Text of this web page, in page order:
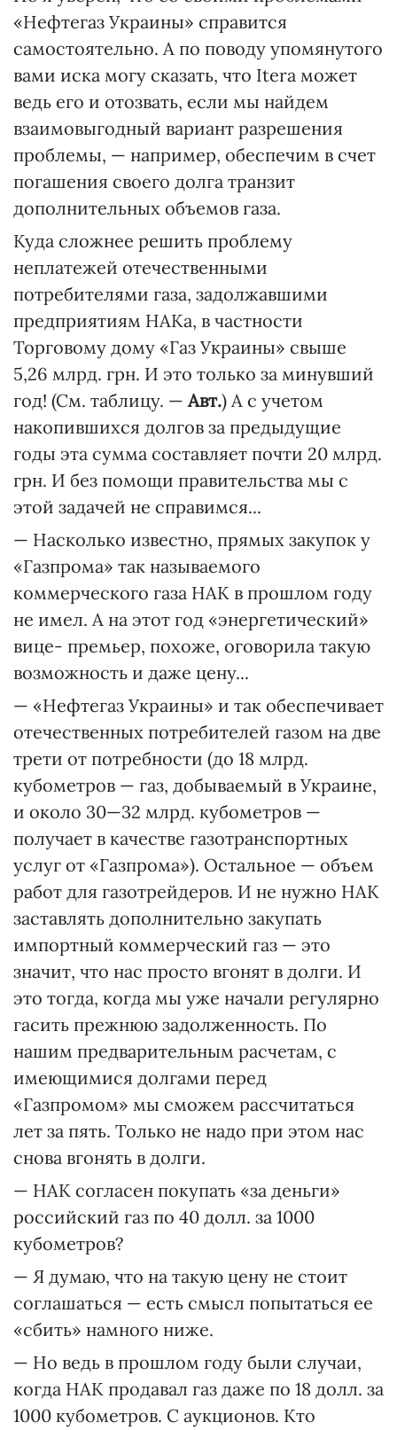
«Нефтегаз Украины» справится
самостоятельно. А по поводу упомянутого
вами иска могу сказать, что Itera может
ведь его и отозвать, если мы найдем
взаимовыгодный вариант разрешения
проблемы, — например, обеспечим в счет
погашения своего долга транзит
дополнительных объемов газа.
Куда сложнее решить проблему
неплатежей отечественными
потребителями газа, задолжавшими
предприятиям НАКа, в частности
Торговому дому «Газ Украины» свыше
5,26 млрд. грн. И это только за минувший
год! (См. таблицу. —Авт.) А с учетом
накопившихся долгов за предыдущие
годы эта сумма составляет почти 20 млрд.
грн. И без помощи правительства мы с
этой задачей не справимся...
— Насколько известно, прямых закупок у
«Газпрома» так называемого
коммерческого газа НАК в прошлом году
не имел. А на этот год «энергетический»
вице- премьер, похоже, оговорила такую
возможность и даже цену...
— «Нефтегаз Украины» и так обеспечивает
отечественных потребителей газом на две
трети от потребности (до 18 млрд.
кубометров — газ, добываемый в Украине,
и около 30—32 млрд. кубометров —
получает в качестве газотранспортных
услуг от «Газпрома»). Остальное — объем
работ для газотрейдеров. И не нужно НАК
заставлять дополнительно закупать
импортный коммерческий газ — это
значит, что нас просто вгонят в долги. И
это тогда, когда мы уже начали регулярно
гасить прежнюю задолженность. По
нашим предварительным расчетам, с
имеющимися долгами перед
«Газпромом» мы сможем рассчитаться
лет за пять. Только не надо при этом нас
снова вгонять в долги.
— НАК согласен покупать «за деньги»
российский газ по 40 долл. за 1000
кубометров?
— Я думаю, что на такую цену не стоит
соглашаться — есть смысл попытаться ее
«сбить» намного ниже.
— Но ведь в прошлом году были случаи,
когда НАК продавал газ даже по 18 долл. за
1000 кубометров. С аукционов. Кто